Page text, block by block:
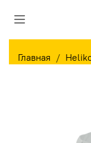
Главная